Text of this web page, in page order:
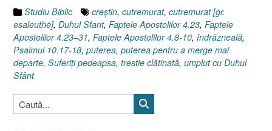
Faptele
Apostolilor
4.23–
31”
Studiu Biblic creştin, cutremurat, cutremurat [gr.
esaleuthē], Duhul Sfant, Faptele Apostolilor 4.23, Faptele
Apostolilor 4.23–31, Faptele Apostolilor 4.8-10, îndrăzneală,
Psalmul 10.17-18, puterea, puterea pentru a merge mai
departe, Suferiţi pedeapsa, trestie clătinată, umplut cu Duhul
Sfânt